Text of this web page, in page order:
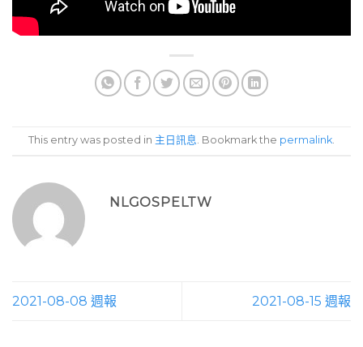
This entry was posted in 主日訊息. Bookmark the permalink.
NLGOSPELTW
2021-08-08 週報 2021-08-15 週報